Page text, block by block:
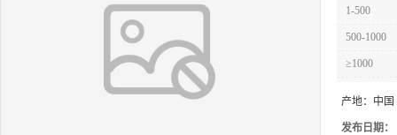
1-500
500-1000
≥1000
产地： 中国
发布日期：